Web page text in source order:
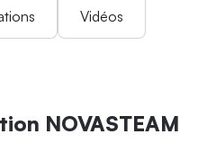
Vidéos
NOVASTEAM